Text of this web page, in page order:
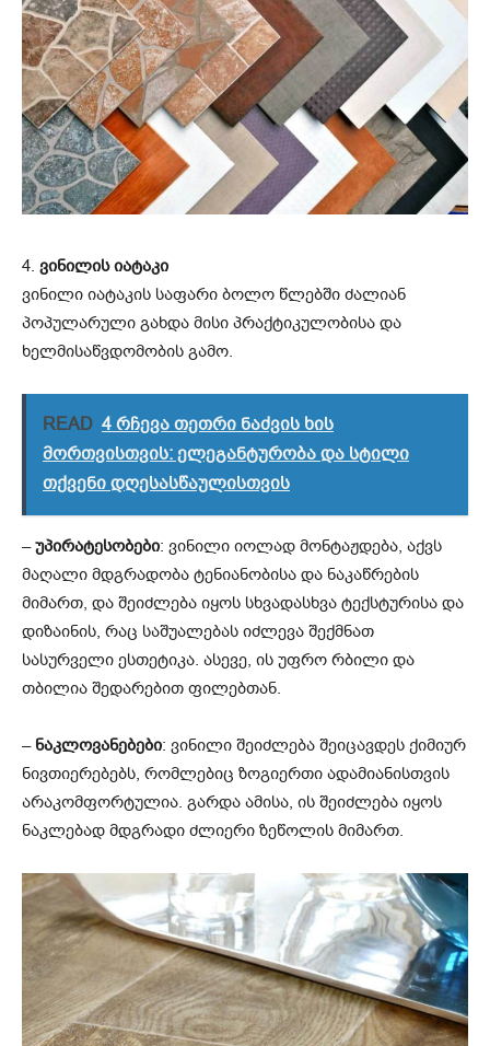
4. ვინილის იატაკი
ვინილი იატაკის საფარი ბოლო წლებში ძალიან
პოპულარული გახდა მისი პრაქტიკულობისა და
ხელმისაწვდომობის გამო.
READ 4 რჩევა თეთრი ნაძვის ხის
მორთვისთვის: ელეგანტურობა და სტილი
თქვენი დღესასწაულისთვის
–უპირატესობები: ვინილი იოლად მონტაჟდება, აქვს
მაღალი მდგრადობა ტენიანობისა და ნაკაწრების
მიმართ, და შეიძლება იყოს სხვადასხვა ტექსტურისა და
დიზაინის, რაც საშუალებას იძლევა შექმნათ
სასურველი ესთეტიკა. ასევე, ის უფრო რბილი და
თბილია შედარებით ფილებთან.
– ნაკლოვანებები: ვინილი შეიძლება შეიცავდეს ქიმიურ
ნივთიერებებს, რომლებიც ზოგიერთი ადამიანისთვის
არაკომფორტულია. გარდა ამისა, ის შეიძლება იყოს
ნაკლებად მდგრადი ძლიერი ზეწოლის მიმართ.